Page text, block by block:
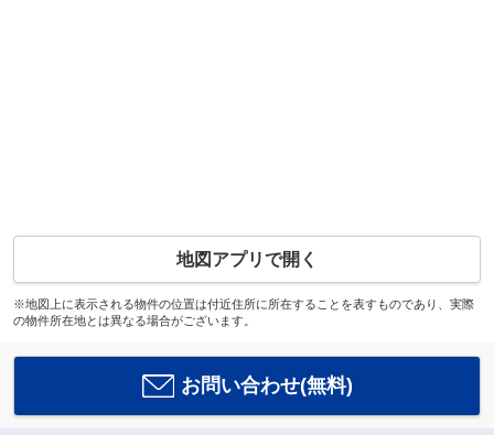
地図アプリで開く
※地図上に表示される物件の位置は付近住所に所在することを表すものであり、実際
の物件所在地とは異なる場合がございます。
お問い合わせ(無料)